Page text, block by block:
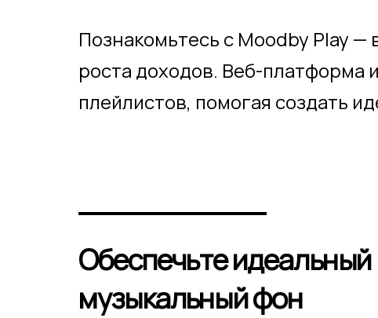
Познакомьтесь с Moodby Play
роста доходов. Веб-платформа
плейлистов, помогая создать
Обеспечьте идеальный
музыкальный фон